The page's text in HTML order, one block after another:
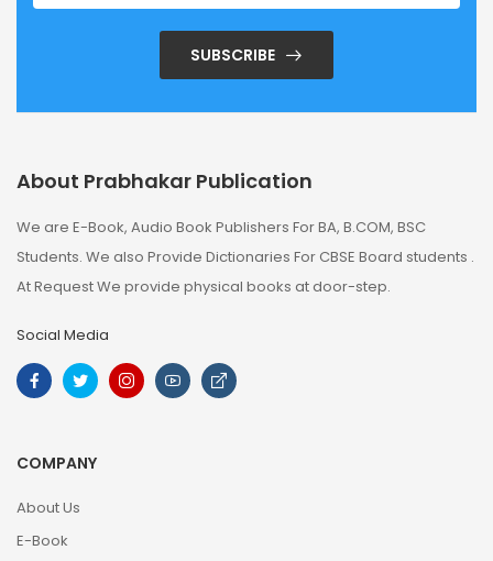
SUBSCRIBE
About Prabhakar Publication
We are E-Book, Audio Book Publishers For BA, B.COM, BSC
Students. We also Provide Dictionaries For CBSE Board students .
At Request We provide physical books at door-step.
Social Media
COMPANY
About Us
E-Book